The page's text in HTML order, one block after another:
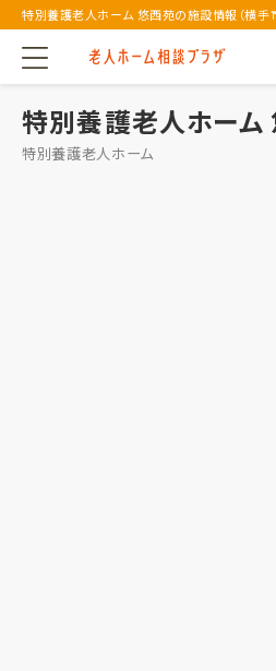
特別養護老人ホーム 悠西苑の施設情報（横手
特別養護老人ホーム
特別養護老人ホーム